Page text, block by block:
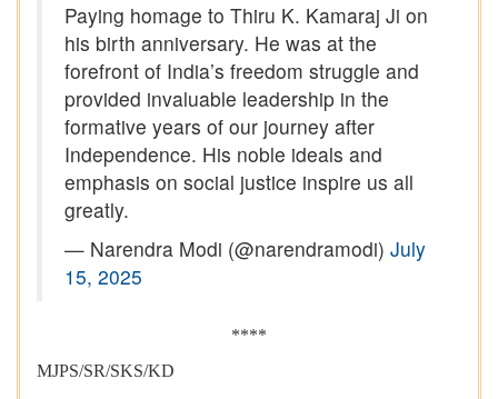
Paying homage to Thiru K. Kamaraj Ji on
his birth anniversary. He was at the
forefront of India’s freedom struggle and
provided invaluable leadership in the
formative years of our journey after
Independence. His noble ideals and
emphasis on social justice inspire us all
greatly.
— Narendra Modi (@narendramodi) July
15, 2025
****
MJPS/SR/SKS/KD